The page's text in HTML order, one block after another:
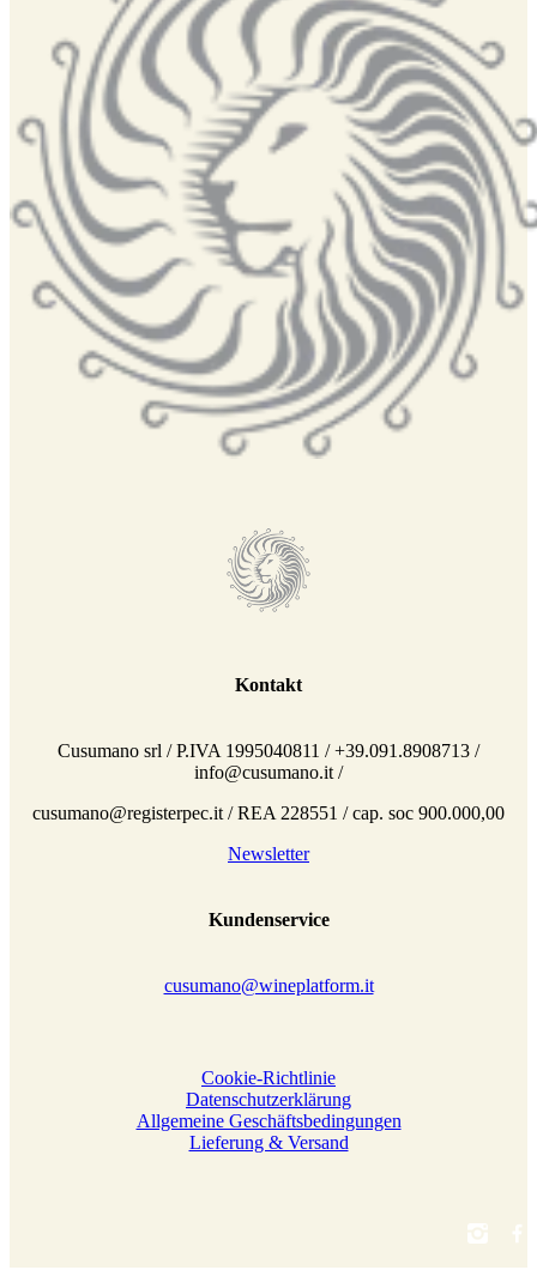
Kontakt
Cusumano srl / P.IVA 1995040811 / +39.091.8908713 /
info@cusumano.it /
cusumano@registerpec.it / REA 228551 / cap. soc 900.000,00
Newsletter
Kundenservice
cusumano@wineplatform.it
Cookie-Richtlinie
Datenschutzerklärung
Allgemeine Geschäftsbedingungen
Lieferung & Versand